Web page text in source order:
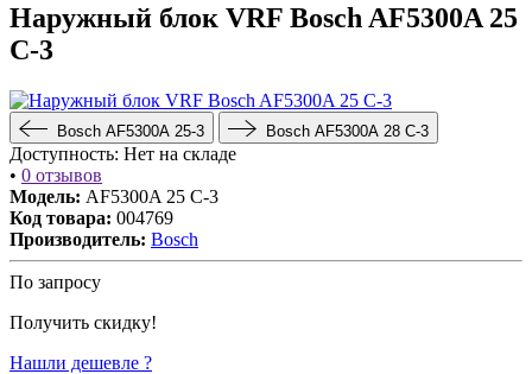
Наружный блок VRF Bosch AF5300A 25
C-3
Bosch AF5300A 25-3 Bosch AF5300A 28 C-3
Доступность: Нет на складе
• 0 отзывов
Модель: AF5300A 25 C-3
Код товара: 004769
Производитель: Bosch
По запросу
Получить скидку!
Нашли дешевле ?